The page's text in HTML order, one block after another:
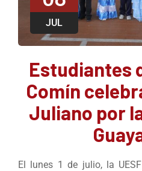
JUL
Estudiantes
Comín
Juliano por
El lunes 1 de julio, la